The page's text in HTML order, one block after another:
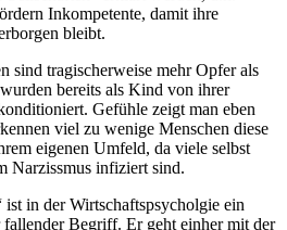
Inkompetente, damit ihre
bleibt.
sind tragischerweise mehr Opfer als
bereits als Kind von ihrer
Gefühle zeigt man eben
viel zu wenige Menschen diese
eigenen Umfeld, da viele selbst
Narzissmus infiziert sind.
ist in der Wirtschaftspsycholgie ein
Begriff. Er geht einher mit der